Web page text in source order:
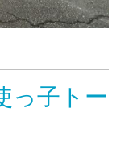
っ子トー